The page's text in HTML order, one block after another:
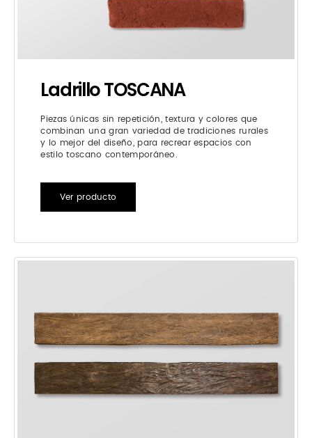
Ladrillo TOSCANA
Piezas únicas sin repetición, textura y colores que
combinan una gran variedad de tradiciones rurales
y lo mejor del diseño, para recrear espacios con
estilo toscano contemporáneo.
Ver producto